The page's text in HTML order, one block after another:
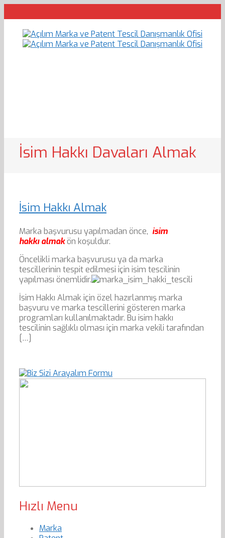
İsim Hakkı Davaları Almak
İsim Hakkı Almak
Marka başvurusu yapılmadan önce, isim
hakkı almakön koşuldur.
Öncelikli marka başvurusu ya da marka
tescillerinin tespit edilmesi için isim tescilinin
yapılması önemlidir.
İsim Hakkı Almak için özel hazırlanmış marka
başvuru ve marka tescillerini gösteren marka
programları kullanılmaktadır. Bu isim hakkı
tescilinin sağlıklı olması için marka vekili tarafından
[…]
Hızlı Menu
Marka